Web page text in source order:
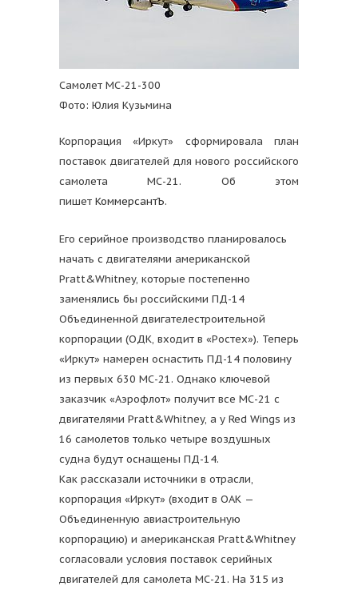
Самолет МС-21-300
Фото: Юлия Кузьмина
Корпорация «Иркут» сформировала план
поставок двигателей для нового российского
самолета МС-21. Об этом
пишет КоммерсантЪ.
Его серийное производство планировалось
начать с двигателями американской
Pratt&Whitney, которые постепенно
заменялись бы российскими ПД-14
Объединенной двигателестроительной
корпорации (ОДК, входит в «Ростех»). Теперь
«Иркут» намерен оснастить ПД-14 половину
из первых 630 МС-21. Однако ключевой
заказчик «Аэрофлот» получит все МС-21 с
двигателями Pratt&Whitney, а у Red Wings из
16 самолетов только четыре воздушных
судна будут оснащены ПД-14.
Как рассказали источники в отрасли,
корпорация «Иркут» (входит в ОАК —
Объединенную авиастроительную
корпорацию) и американская Pratt&Whitney
согласовали условия поставок серийных
двигателей для самолета МС-21. На 315 из